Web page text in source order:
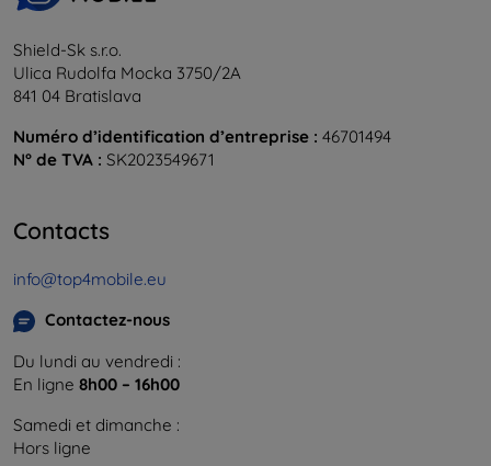
Shield-Sk s.r.o.
Ulica Rudolfa Mocka 3750/2A
841 04 Bratislava
Numéro d’identification d’entreprise : 46701494
N° de TVA : SK2023549671
Contacts
info@top4mobile.eu
Contactez-nous
Du lundi au vendredi :
En ligne 8h00 – 16h00
Samedi et dimanche :
Hors ligne